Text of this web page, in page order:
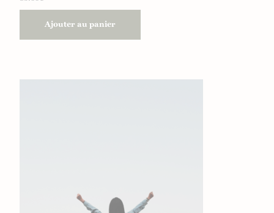
Ajouter au panier